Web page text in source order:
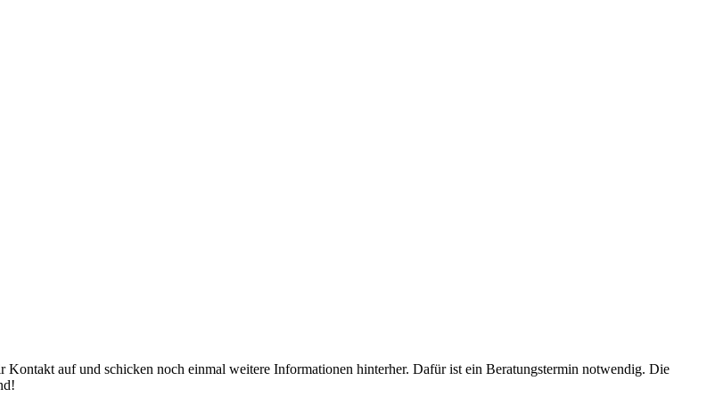
auf und schicken noch einmal weitere Informationen hinterher. Dafür ist ein Beratungstermin notwendig. Die